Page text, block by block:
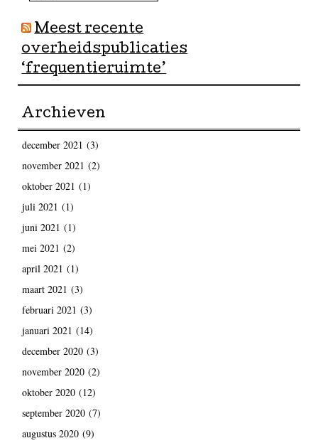
Meest recente
overheidspublicaties
‘frequentieruimte’
Archieven
december 2021 (3)
november 2021 (2)
oktober 2021 (1)
juli 2021 (1)
juni 2021 (1)
mei 2021 (2)
april 2021 (1)
maart 2021 (3)
februari 2021 (3)
januari 2021 (14)
december 2020(3)
november 2020(2)
oktober 2020(12)
september 2020(7)
augustus 2020(9)